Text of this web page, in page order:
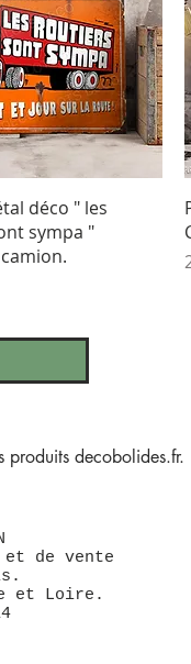
rapide
déco " les
sympa "
produits decobolides.fr.
de vente
et Loire.